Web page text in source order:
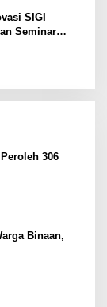
SIGI
Seminar
306
Binaan,